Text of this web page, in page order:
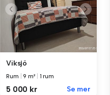
Viksjö
Rum |9 m² 1 rum
5 000 kr Se mer